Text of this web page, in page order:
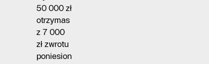
50 000 zł
otrzymas
z 7 000
zł zwrotu
poniesion